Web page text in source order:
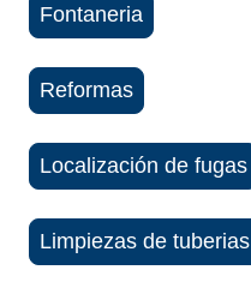
Fontaneria
Reformas
Localización de fugas
Limpiezas de tuberias